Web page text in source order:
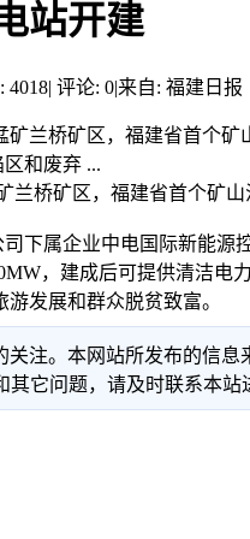
站开建
4018| 评论: 0|来自: 福建日报
矿兰桥矿区，福建省首个
和废弃 ...
桥矿区，福建省首个矿
属企业中电国际新能源
，建成后可提供清洁电
发展和群众脱贫致富。
关注。本网站所发布的信
它问题，请及时联系本